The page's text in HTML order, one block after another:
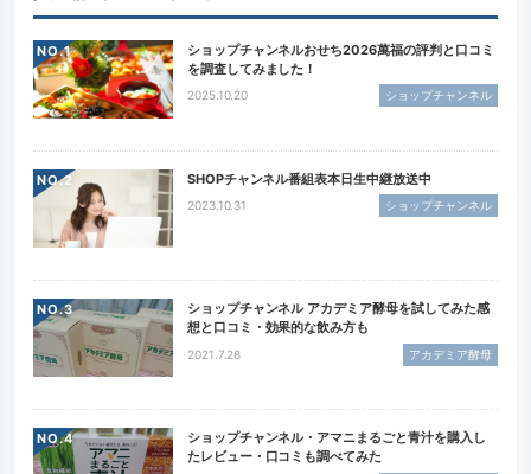
NO.
ショップチャンネルおせち2026萬福の評判と口コミ
を調査してみました！
2025.10.20 ショップチャンネル
NO. SHOPチャンネル番組表本日生中継放送中
2023.10.31 ショップチャンネル
NO.
ショップチャンネル アカデミア酵母を試してみた感
想と口コミ・効果的な飲み方も
2021.7.28 アカデミア酵母
NO.
ショップチャンネル・アマニまるごと青汁を購入し
たレビュー・口コミも調べてみた